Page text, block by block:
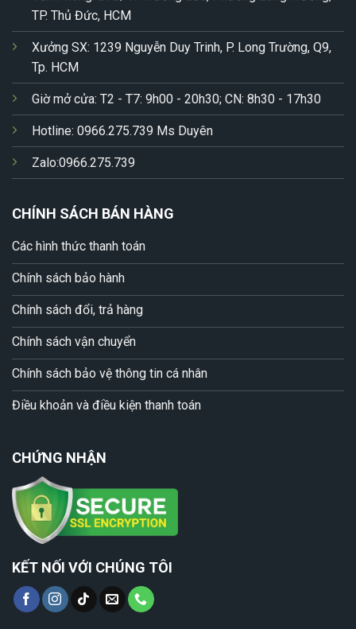
TP. Thủ Đức, HCM
Xưởng SX: 1239 Nguyễn Duy Trinh, P. Long Trường, Q9,
Tp. HCM
Giờ mở cửa: T2 - T7: 9h00 - 20h30; CN: 8h30 - 17h30
Hotline: 0966.275.739 Ms Duyên
Zalo:0966.275.739
CHÍNH SÁCH BÁN HÀNG
Các hình thức thanh toán
Chính sách bảo hành
Chính sách đổi, trả hàng
Chính sách vận chuyển
Chính sách bảo vệ thông tin cá nhân
Điều khoản và điều kiện thanh toán
CHỨNG NHẬN
KẾT NỐI VỚI CHÚNG TÔI